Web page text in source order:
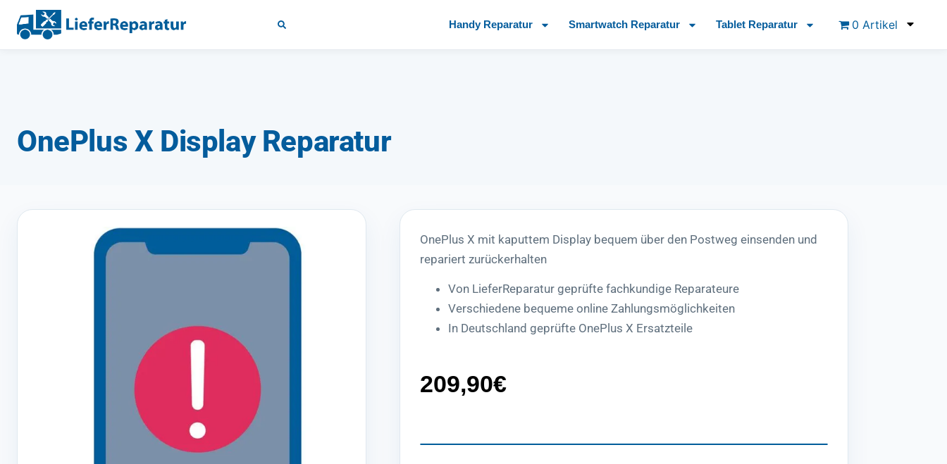
Handy Reparatur Smartwatch Reparatur Tablet Reparatur 0 Artikel
OnePlus X Display Reparatur
OnePlus X mit kaputtem Display bequem über den Postweg einsenden und
repariert zurückerhalten
Von LieferReparatur geprüfte fachkundige Reparateure
Verschiedene bequeme online Zahlungsmöglichkeiten
In Deutschland geprüfte OnePlus X Ersatzteile
209,90€